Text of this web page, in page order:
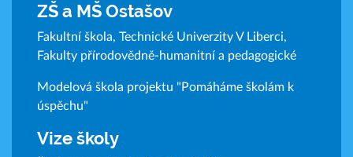
ZŠ a MŠ Ostašov
Fakultní škola, Technické Univerzity V Liberci,
Fakulty přírodovědně-humanitní a pedagogické
Modelová škola projektu "Pomáháme školám k
úspěchu"
Vize školy